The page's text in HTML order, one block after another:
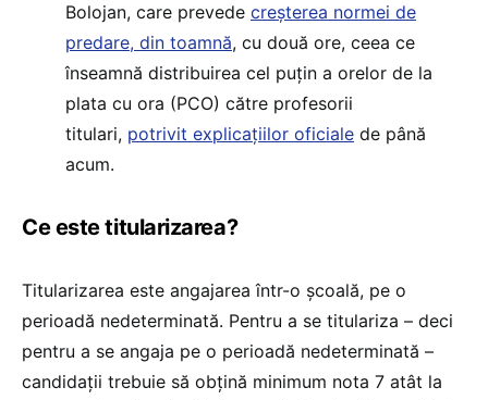
Bolojan, care prevede creșterea normei de
predare, din toamnă, cu două ore, ceea ce
înseamnă distribuirea cel puțin a orelor de la
plata cu ora (PCO) către profesorii
titulari, potrivit explicațiilor oficiale de până
acum.
Ce este titularizarea?
Titularizarea este angajarea într-o școală, pe o
perioadă nedeterminată. Pentru a se titulariza – deci
pentru a se angaja pe o perioadă nedeterminată –
candidații trebuie să obțină minimum nota 7 atât la